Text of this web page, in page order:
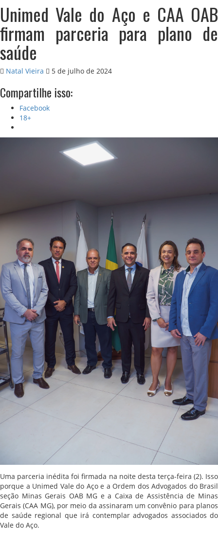
Unimed Vale do Aço e CAA OAB
firmam parceria para plano de
saúde
Natal Vieira 5 de julho de 2024
Compartilhe isso:
Facebook
18+
Uma parceria inédita foi firmada na noite desta terça-feira (2). Isso
porque a Unimed Vale do Aço e a Ordem dos Advogados do Brasil
seção Minas Gerais OAB MG e a Caixa de Assistência de Minas
Gerais (CAA MG), por meio da assinaram um convênio para planos
de saúde regional que irá contemplar advogados associados do
Vale do Aço.